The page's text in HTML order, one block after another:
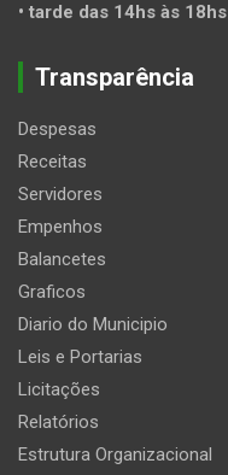
• tarde das 14hs às 18hs
Transparência
Despesas
Receitas
Servidores
Empenhos
Balancetes
Graficos
Diario do Municipio
Leis e Portarias
Licitações
Relatórios
Estrutura Organizacional